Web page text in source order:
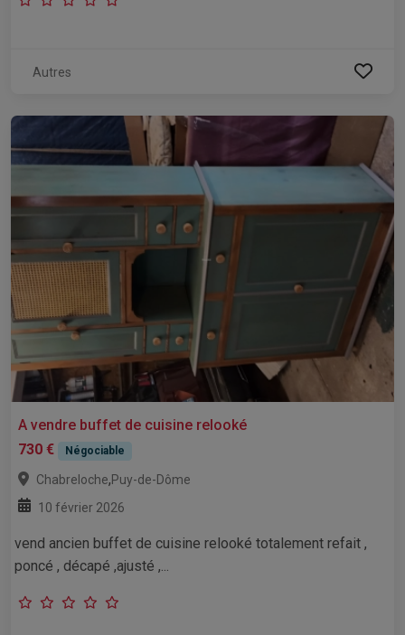
Autres
A vendre buffet de cuisine relooké
730 €
Négociable
Chabreloche,Puy-de-Dôme
10 février 2026
vend ancien buffet de cuisine relooké totalement refait ,
poncé , décapé ,ajusté ,...